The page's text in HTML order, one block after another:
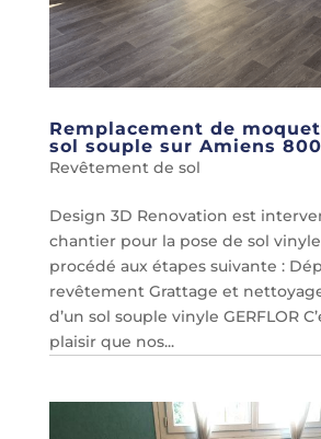
Remplacement de
sol souple sur Amiens
Revêtement de sol
Design 3D Renovation est
chantier pour la pose de sol
procédé aux étapes suivante :
revêtement Grattage et
d’un sol souple vinyle GERFLOR
plaisir que nos...